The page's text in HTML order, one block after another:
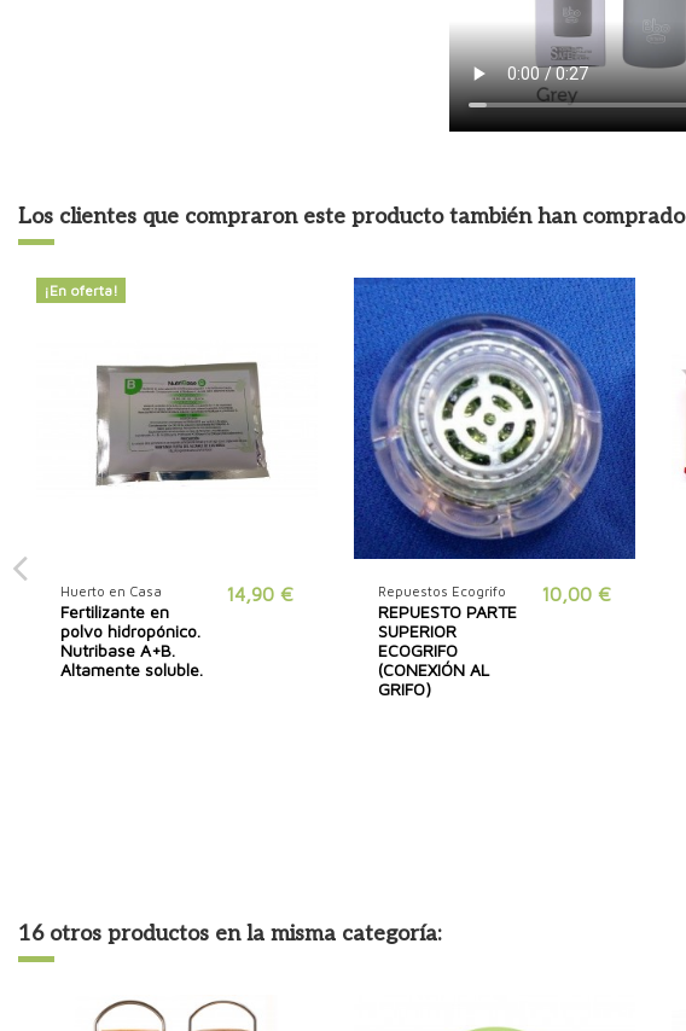
Los clientes que compraron este producto también han comprado
¡En oferta!
Huerto en Casa
Fertilizante en
polvo hidropónico.
Nutribase A+B.
Altamente soluble.
14,90 € Repuestos Ecogrifo
REPUESTO PARTE
SUPERIOR
ECOGRIFO
(CONEXIÓN AL
GRIFO)
10,00 €
16 otros productos en la misma categoría: